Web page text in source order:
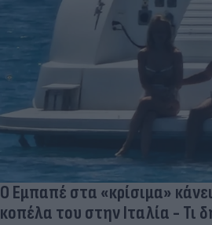
Ο Εμπαπέ στα «κρίσιμα»
κοπέλα του στην Ιταλία - Τι